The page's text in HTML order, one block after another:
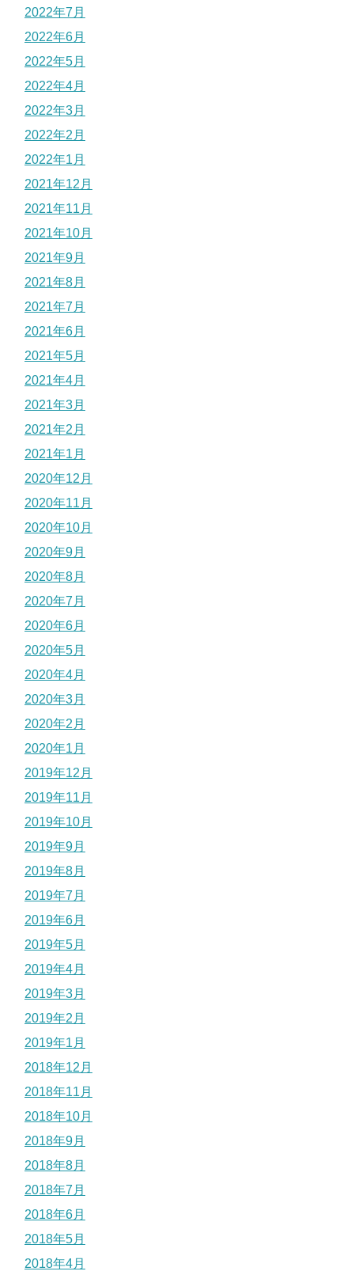
2022年7月
2022年6月
2022年5月
2022年4月
2022年3月
2022年2月
2022年1月
2021年12月
2021年11月
2021年10月
2021年9月
2021年8月
2021年7月
2021年6月
2021年5月
2021年4月
2021年3月
2021年2月
2021年1月
2020年12月
2020年11月
2020年10月
2020年9月
2020年8月
2020年7月
2020年6月
2020年5月
2020年4月
2020年3月
2020年2月
2020年1月
2019年12月
2019年11月
2019年10月
2019年9月
2019年8月
2019年7月
2019年6月
2019年5月
2019年4月
2019年3月
2019年2月
2019年1月
2018年12月
2018年11月
2018年10月
2018年9月
2018年8月
2018年7月
2018年6月
2018年5月
2018年4月